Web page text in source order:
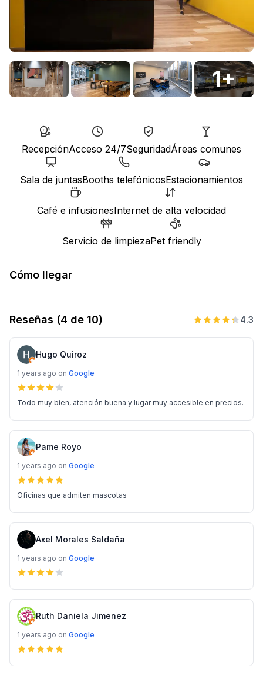
1+
RecepciónAcceso 24/7SeguridadÁreas comunes
Sala de juntasBooths telefónicosEstacionamientos
Café e infusionesInternet de alta velocidad
Servicio de limpiezaPet friendly
Cómo llegar
Reseñas (4 de 10) 4.3
Hugo Quiroz
1 years ago on Google
Todo muy bien, atención buena y lugar muy accesible en precios.
Pame Royo
1 years ago on Google
Oficinas que admiten mascotas
Axel Morales Saldaña
1 years ago on Google
Ruth Daniela Jimenez
1 years ago on Google